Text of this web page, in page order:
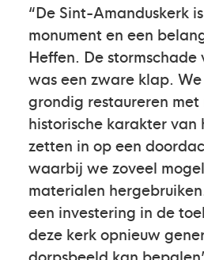
“De Sint-Amanduskerk
monument en een
Heffen. De
was een zware klap.
grondig restaureren
historische karakter van
zetten in op een
waarbij we zoveel
materialen
een investering in de
deze kerk opnieuw
dorpsbeeld kan